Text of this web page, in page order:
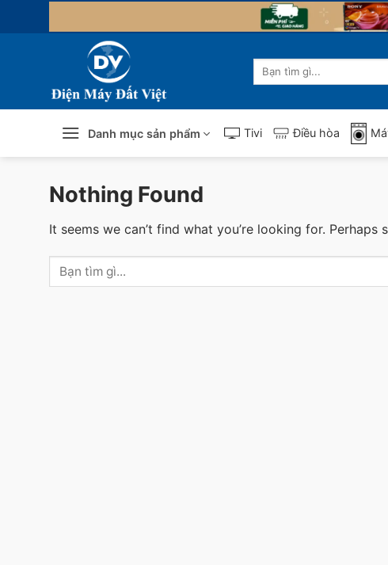
Tìm
kiếm:
Danh mục sản phẩm Tivi Điều hòa
Nothing Found
It seems we can’t find what you’re looking for. Perhaps